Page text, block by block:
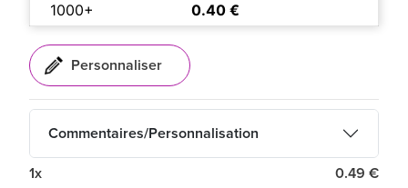
1000+
0.40 €
Commentaires/Personnalisation
1x 0.49 €